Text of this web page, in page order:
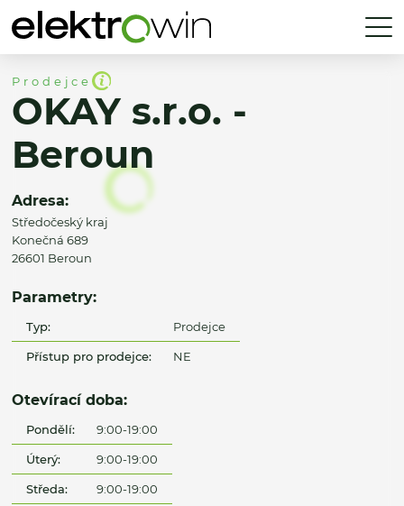
Prodejce
OKAY s.r.o. -
Beroun
Adresa:
Středočeský kraj
Konečná 689
26601 Beroun
Parametry:
Typ: Prodejce
Přístup pro prodejce: NE
Otevírací doba:
Pondělí: 9:00-19:00
Úterý: 9:00-19:00
Středa: 9:00-19:00